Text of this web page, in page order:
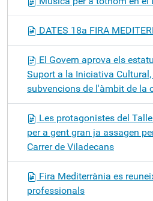
DATES 18a FIRA
El Govern aprova els
Suport a la Iniciativa
subvencions de l'àmbit de la
Les protagonistes del
per a gent gran ja assagen
Carrer de Viladecans
Fira Mediterrània es
professionals